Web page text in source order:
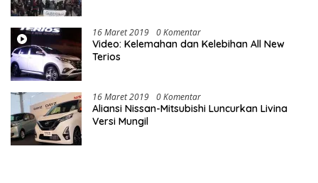
16 Maret 2019 0 Komentar
Video: Kelemahan dan Kelebihan All New
Terios
16 Maret 2019 0 Komentar
Aliansi Nissan-Mitsubishi Luncurkan Livina
Versi Mungil